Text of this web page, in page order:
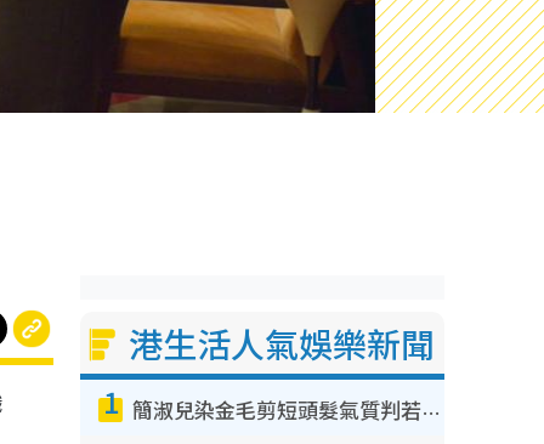
港生活人氣娛樂新聞
1 簡淑兒染金毛剪短頭髮氣質判若兩人！嚇壞老公麥大力都認唔出：「你做咩事？」